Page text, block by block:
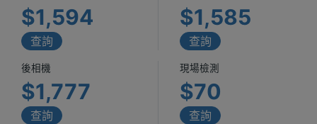
$1,594
查詢
$1,585
查詢
後相機
$1,777
查詢
現場檢測
$70
查詢